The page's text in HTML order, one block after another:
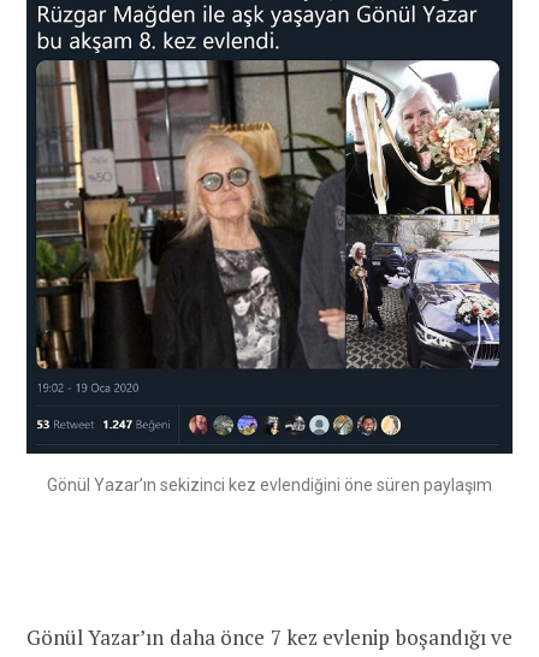
Gönül Yazar’ın sekizinci kez evlendiğini öne süren paylaşım
Gönül Yazar’ın daha önce 7 kez evlenip boşandığı ve